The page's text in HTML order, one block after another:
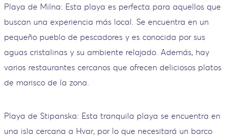
Playa de Milna: Esta playa es perfecta para aquellos que
buscan una experiencia más local. Se encuentra en un
pequeño pueblo de pescadores y es conocida por sus
aguas cristalinas y su ambiente relajado. Además, hay
varios restaurantes cercanos que ofrecen deliciosos platos
de marisco de la zona.
Playa de Stipanska: Esta tranquila playa se encuentra en
una isla cercana a Hvar, por lo que necesitará un barco